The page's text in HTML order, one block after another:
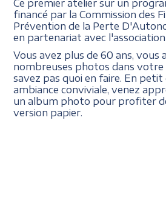
Ce premier atelier sur un
financé par la Commission des
Prévention de la Perte
en partenariat avec
Vous avez plus de 60 ans, vous
nombreuses photos dans
savez pas quoi en faire. En petit
ambiance conviviale, venez
un album photo pour profiter
version papier.